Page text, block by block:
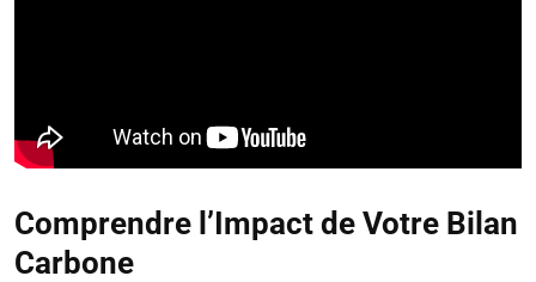
Comprendre l’Impact de Votre Bilan
Carbone